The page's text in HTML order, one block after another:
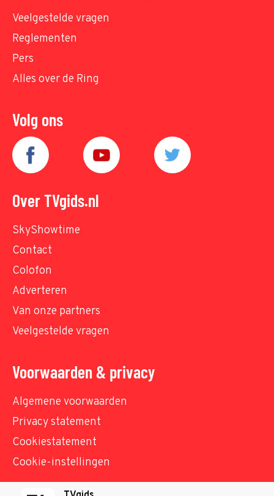
Veelgestelde vragen
Reglementen
Pers
Alles over de Ring
Volg ons
Over TVgids.nl
SkyShowtime
Contact
Colofon
Adverteren
Van onze partners
Veelgestelde vragen
Voorwaarden & privacy
Algemene voorwaarden
Privacy statement
Cookiestatement
Cookie-instellingen